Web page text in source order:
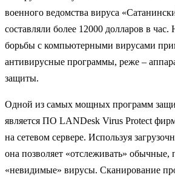
военного ведомства вируса
составляли более 12000 долларов в час.
борьбы с компьютерными вирусами
антивирусные программы, реже –
защиты.
Одной из самых мощных программ
является ПО LANDesk Virus Protect
на сетевом сервере. Используя
она позволяет «отслеживать»
«невидимые» вирусы. Сканирование